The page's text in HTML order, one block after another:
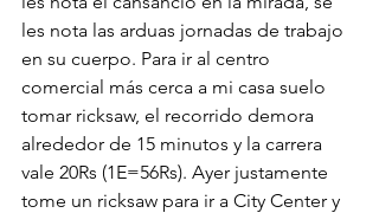
les nota las arduas jornadas de trabajo
en su cuerpo. Para ir al centro
comercial más cerca a mi casa suelo
tomar ricksaw, el recorrido demora
alrededor de 15 minutos y la carrera
vale 20Rs (1E=56Rs). Ayer justamente
tome un ricksaw para ir a City Center y